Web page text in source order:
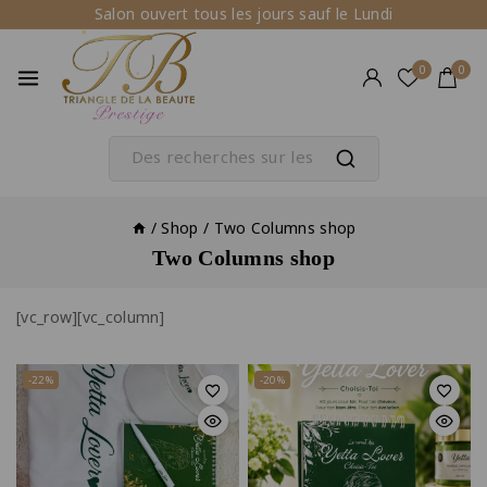
Salon ouvert tous les jours sauf le Lundi
0 0
/ Shop / Two Columns shop
Two Columns shop
[vc_row][vc_column]
-22% -20%